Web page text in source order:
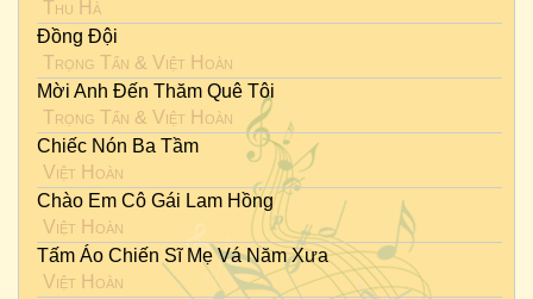
Thu Hà
Đồng Đội
Trọng Tấn & Việt Hoàn
Mời Anh Đến Thăm Quê Tôi
Trọng Tấn & Việt Hoàn
Chiếc Nón Ba Tầm
Việt Hoàn
Chào Em Cô Gái Lam Hồng
Việt Hoàn
Tấm Áo Chiến Sĩ Mẹ Vá Năm Xưa
Việt Hoàn